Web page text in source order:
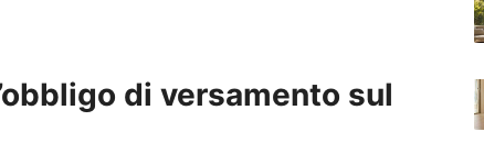
di versamento sul